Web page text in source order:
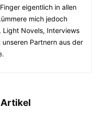
eigentlich in allen
mich jedoch
Light Novels, Interviews
Partnern aus der